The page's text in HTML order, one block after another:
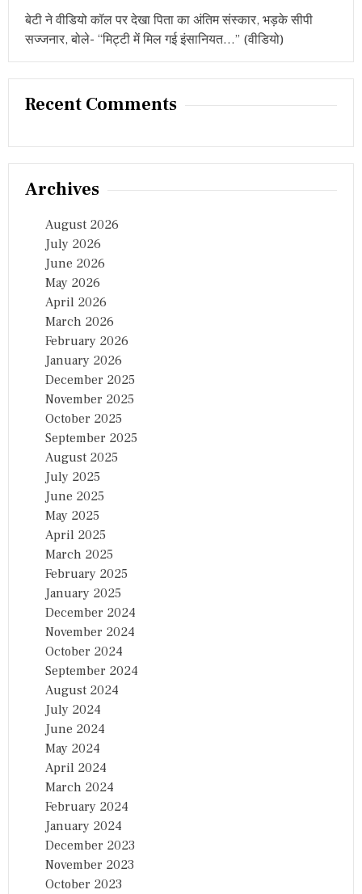
बेटी ने वीडियो कॉल पर देखा पिता का अंतिम संस्कार, भड़के सीपी
सज्जनार, बोले- “मिट्टी में मिल गई इंसानियत…” (वीडियो)
Recent Comments
Archives
August 2026
July 2026
June 2026
May 2026
April 2026
March 2026
February 2026
January 2026
December 2025
November 2025
October 2025
September 2025
August 2025
July 2025
June 2025
May 2025
April 2025
March 2025
February 2025
January 2025
December 2024
November 2024
October 2024
September 2024
August 2024
July 2024
June 2024
May 2024
April 2024
March 2024
February 2024
January 2024
December 2023
November 2023
October 2023